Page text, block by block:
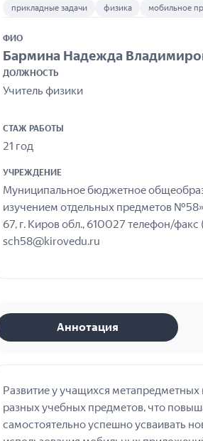
ФИО
Бармина Надежда
ДОЛЖНОСТЬ
Учитель физики
СТАЖ РАБОТЫ
21 год
УЧРЕЖДЕНИЕ
Муниципальное бюджетное
изучением отдельных предметов
67, г. Киров обл., 610027 телефон/
sch58@kirovedu.ru
прикладные задачи
физика мобильное
Аннотация
Развитие у учащихся
разных учебных предметов, что
самостоятельно успешно усваивать